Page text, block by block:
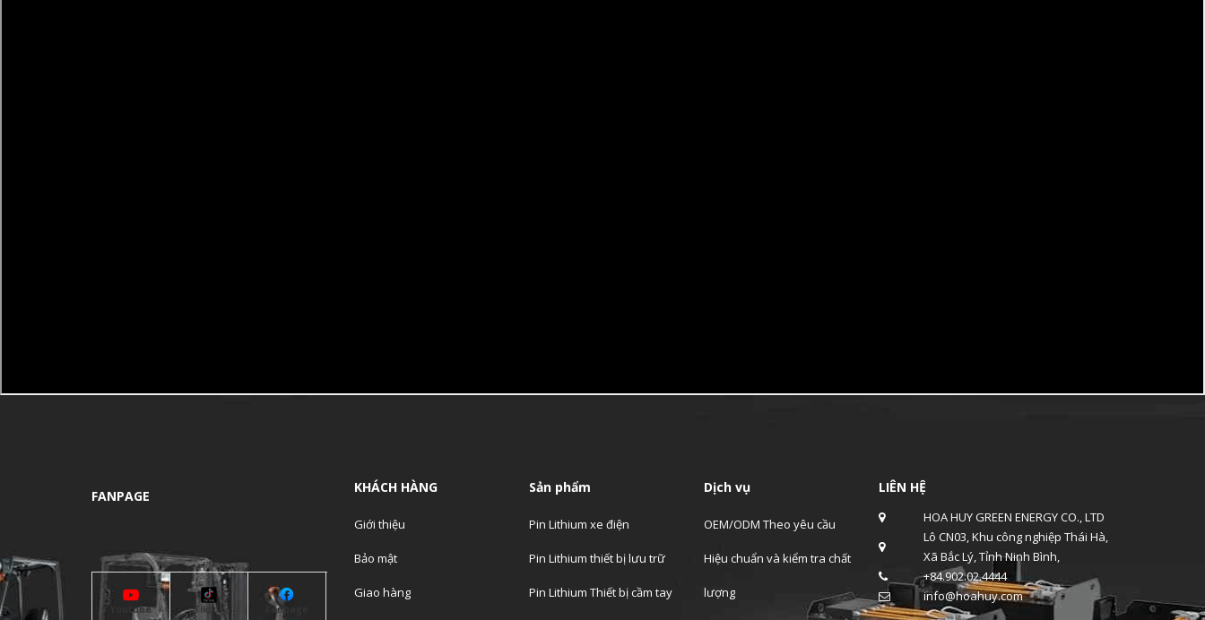
FANPAGE
Youtube Tiktok Fanpage
KHÁCH HÀNG
Giới thiệu
Bảo mật
Giao hàng
Sản phẩm
Pin Lithium xe điện
Pin Lithium thiết bị lưu trữ
Pin Lithium Thiết bị cầm tay
Dịch vụ
OEM/ODM Theo yêu cầu
Hiệu chuẩn và kiểm tra chất
lượng
LIÊN HỆ
HOA HUY GREEN ENERGY CO., LTD
Lô CN03, Khu công nghiệp Thái Hà,
Xã Bắc Lý, Tỉnh Ninh Bình,
+84.902.02.4444
info@hoahuy.com